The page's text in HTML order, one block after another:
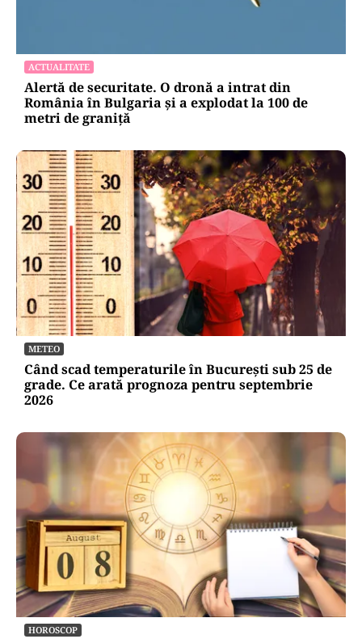
ACTUALITATE
Alertă de securitate. O dronă a intrat din
România în Bulgaria şi a explodat la 100 de
metri de graniţă
METEO
Când scad temperaturile în București sub 25 de
grade. Ce arată prognoza pentru septembrie
2026
HOROSCOP